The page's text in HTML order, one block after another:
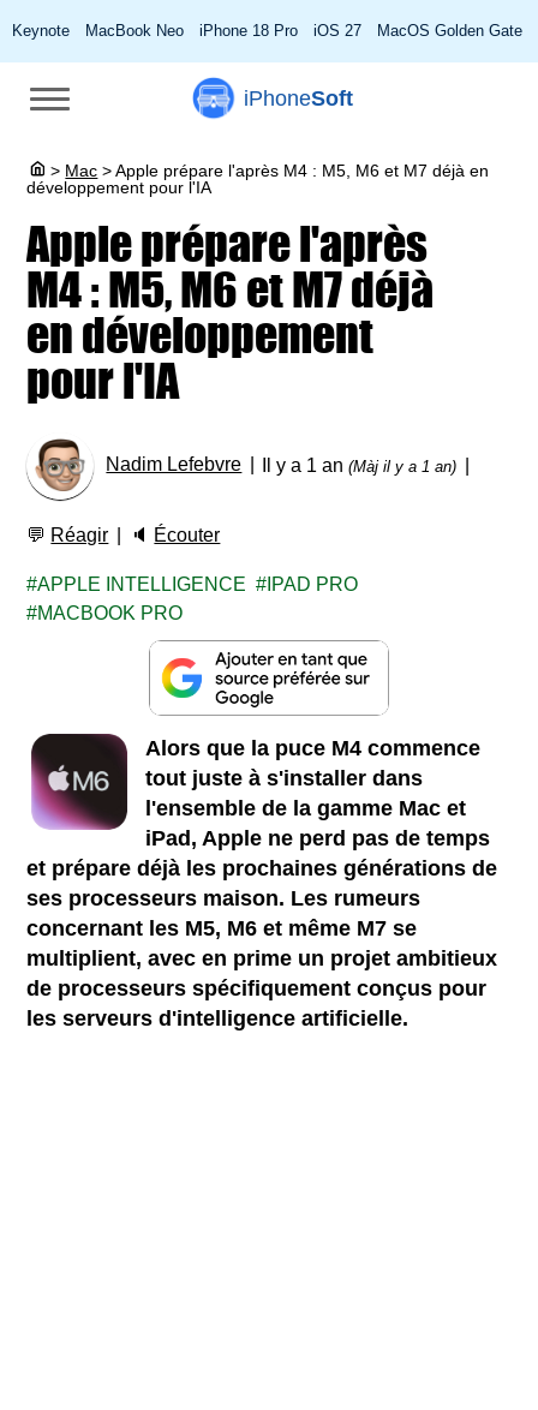
Keynote MacBook Neo iPhone 18 Pro iOS 27 MacOS Golden Gate
iPhoneSoft
> Mac >Apple prépare l'après M4 : M5, M6 et M7 déjà en
développement pour l'IA
Apple prépare l'après
M4 : M5, M6 et M7 déjà
en développement
pour l'IA
Nadim Lefebvre Il y a 1 an(Màj il y a 1 an)
💬 Réagir 🔈 Écouter
APPLE INTELLIGENCE
IPAD PRO
MACBOOK PRO
Alors que la puce M4 commence
tout juste à s'installer dans
l'ensemble de la gamme Mac et
iPad, Apple ne perd pas de temps
et prépare déjà les prochaines générations de
ses processeurs maison. Les rumeurs
concernant les M5, M6 et même M7 se
multiplient, avec en prime un projet ambitieux
de processeurs spécifiquement conçus pour
les serveurs d'intelligence artificielle.